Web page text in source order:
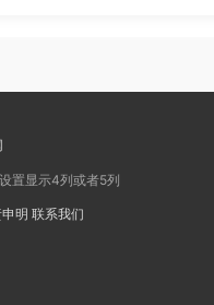
置显示4列或者5列
明 联系我们